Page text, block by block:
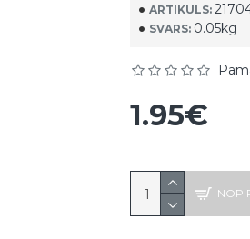
ARTIKULS:
SVARS: 0.05kg
1.95€